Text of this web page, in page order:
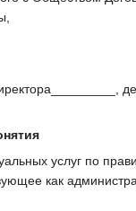
услуг по
как